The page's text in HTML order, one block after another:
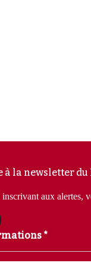
la newsletter du
aux alertes,
*